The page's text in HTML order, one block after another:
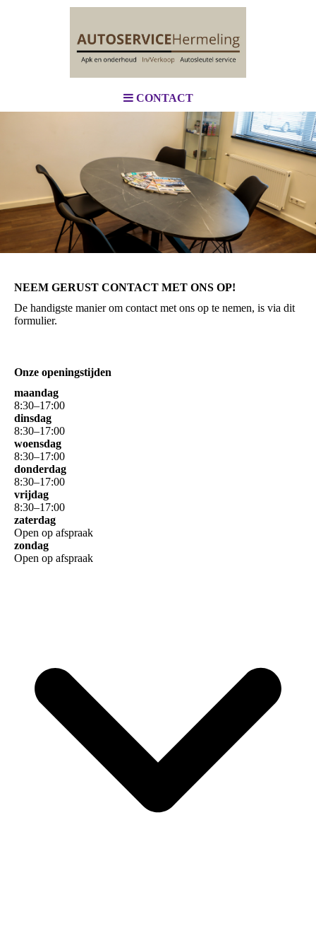
CONTACT
NEEM GERUST CONTACT MET ONS OP!
De handigste manier om contact met ons op te nemen, is via dit
formulier.
Onze openingstijden
maandag
8:30–17:00
dinsdag
8:30–17:00
woensdag
8:30–17:00
donderdag
8:30–17:00
vrijdag
8:30–17:00
zaterdag
Open op afspraak
zondag
Open op afspraak